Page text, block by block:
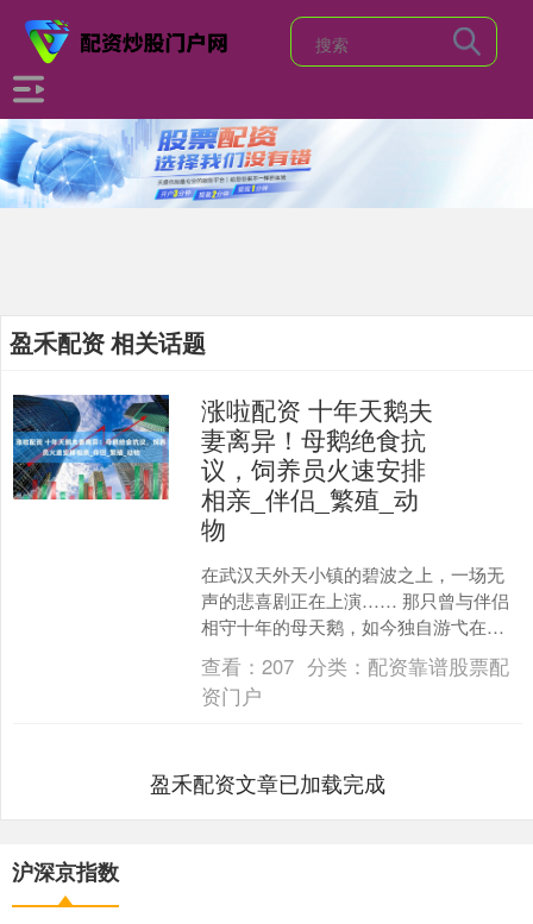
盈禾配资 相关话题
涨啦配资 十年天鹅夫
妻离异！母鹅绝食抗
议，饲养员火速安排
相亲_伴侣_繁殖_动
物
在武汉天外天小镇的碧波之上，一场无
声的悲喜剧正在上演…… 那只曾与伴侣
相守十年的母天鹅，如今独自游弋在湖
心，优雅的长颈低垂，对饲养员的呼唤
置若罔闻。 不远处，她....
查看：207 分类： 配资靠谱股票配
资门户
盈禾配资文章已加载完成
沪深京指数